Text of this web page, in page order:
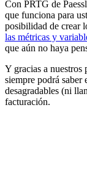
Con PRTG de
que funciona para
posibilidad de crear
las métricas y
que aún no haya
Y gracias a nuestros
siempre podrá saber
desagradables (ni
facturación.